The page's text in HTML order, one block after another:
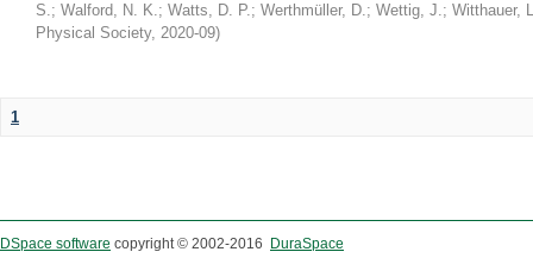
S.; Walford, N. K.; Watts, D. P.; Werthmüller, D.; Wettig, J.; Witthauer,
Physical Society, 2020-09)
1
DSpace software copyright © 2002-2016 DuraSpace